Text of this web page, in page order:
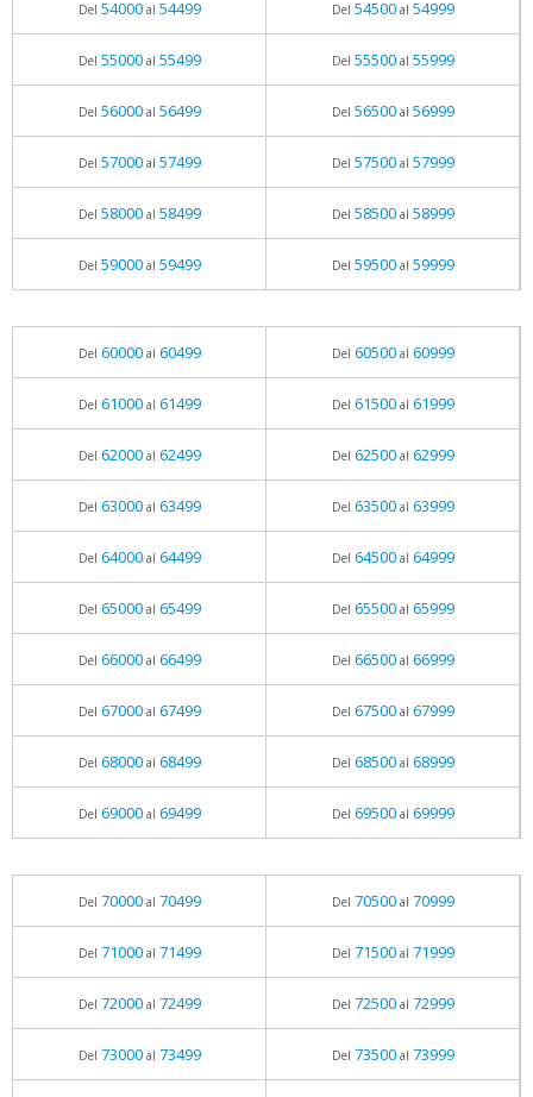
Del 54000al 54499 Del 54500al 54999
Del 55000al 55499 Del 55500al 55999
Del 56000al 56499 Del 56500al 56999
Del 57000al 57499 Del 57500al 57999
Del 58000al 58499 Del 58500al 58999
Del 59000al 59499 Del 59500al 59999
Del 60000al 60499 Del 60500al 60999
Del 61000al 61499 Del 61500al 61999
Del 62000al 62499 Del 62500al 62999
Del 63000al 63499 Del 63500al 63999
Del 64000al 64499 Del 64500al 64999
Del 65000al 65499 Del 65500al 65999
Del 66000al 66499 Del 66500al 66999
Del 67000al 67499 Del 67500al 67999
Del 68000al 68499 Del 68500al 68999
Del 69000al 69499 Del 69500al 69999
Del 70000al 70499 Del 70500al 70999
Del 71000al 71499 Del 71500al 71999
Del 72000al 72499 Del 72500al 72999
Del 73000al 73499 Del 73500al 73999